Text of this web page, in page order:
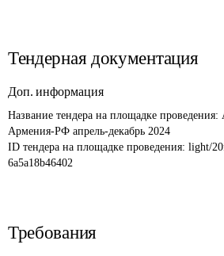
Тендерная документация
Доп. информация
Название тендера на площадке проведения:
Армения-РФ апрель-декабрь 2024
ID тендера на площадке проведения: light/
6a5a18b46402
Требования